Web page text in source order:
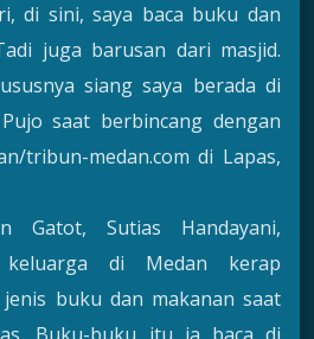
di sini, saya baca buku dan
juga barusan dari masjid.
siang saya berada di
saat berbincang dengan
tribun-medan.com di Lapas,
Gatot, Sutias Handayani,
keluarga di Medan kerap
buku dan makanan saat